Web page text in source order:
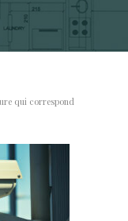
qui correspond